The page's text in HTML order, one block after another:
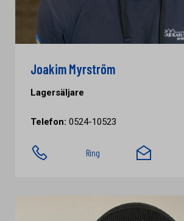
Joakim Myrström
Lagersäljare
Telefon: 0524-10523
Ring